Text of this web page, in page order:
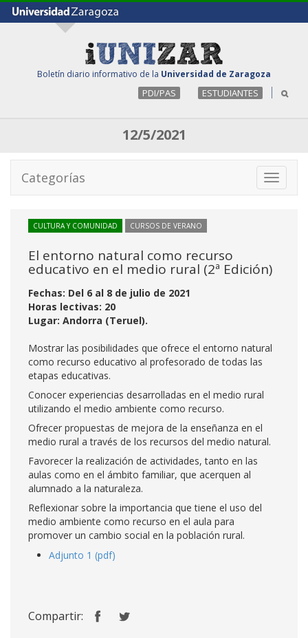
Boletín diario informativo de la Universidad de Zaragoza
PDI/PAS ESTUDIANTES
12/5/2021
Toggle
Categorías
CULTURA Y COMUNIDAD CURSOS DE VERANO
El entorno natural como recurso
educativo en el medio rural (2ª Edición)
Fechas: Del 6 al 8 de julio de 2021
Horas lectivas: 20
Lugar: Andorra (Teruel).
Mostrar las posibilidades que ofrece el entorno natural
como recurso educativo al profesorado de todas las
etapas educativas.
Conocer experiencias desarrolladas en el medio rural
utilizando el medio ambiente como recurso.
Ofrecer propuestas de mejora de la enseñanza en el
medio rural a través de los recursos del medio natural.
Favorecer la realización de actividades, tanto en las
aulas como en el ámbito familiar, que acerquen al
alumnado a la naturaleza.
Reflexionar sobre la importancia que tiene el uso del
medio ambiente como recurso en el aula para
promover un cambio social en la población rural.
Adjunto 1 (pdf)
Compartir: